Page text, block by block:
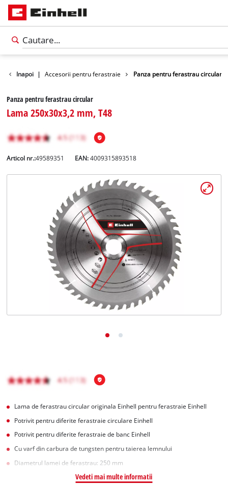
Română
Inapoi |
unelte Accesorii pentru ferastraie Panza pentru ferastrau circular
Panza pentru ferastrau circular
Lama 250x30x3,2 mm, T48
Articol nr.:49589351 EAN:4009315893518
Lama de ferastrau circular originala Einhell pentru ferastraie Einhell
Potrivit pentru diferite ferastraie circulare Einhell
Potrivit pentru diferite ferastraie de banc Einhell
Cu varf din carbura de tungsten pentru taierea lemnului
Diametrul lamei de ferastrau: 250 mm
Vedeti mai multe informatii